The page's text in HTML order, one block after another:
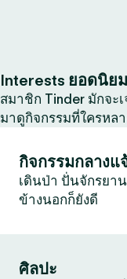
Interests ยอดนิย
สมาชิก Tinder มักจะ
มาดูกิจกรรมที่ใครหล
กิจกรรมกลางแ
เดินป่า ปั่นจักรยา
ข้างนอกก็ยังดี
ศิลปะ